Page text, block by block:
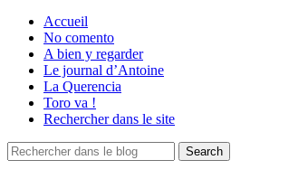
Accueil
No comento
A bien y regarder
Le journal d’Antoine
La Querencia
Toro va !
Rechercher dans le site